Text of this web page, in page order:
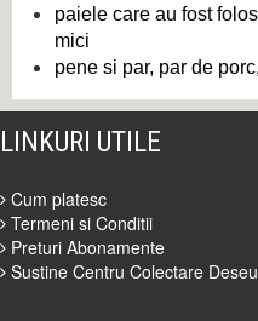
paiele care au fost
mici
pene si par, par de
LINKURI UTILE
Cum platesc
Termeni si Conditii
Preturi Abonamente
Sustine Centru Colectare